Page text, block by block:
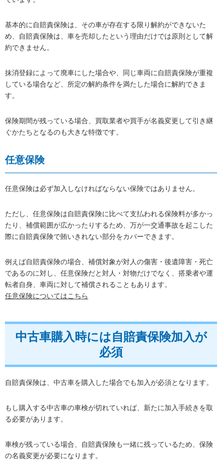
基本的に自賠責保険は、その車が存在する限り解約ができないた
め、自賠責保険は、車を売却したという理由だけでは原則として解
約できません。
抹消登録によって廃車にした場合や、同じ車両に自賠責保険が重複
している場合など、所定の解約条件を満たした場合に解約できま
す。
保険期間が残っている場合、買取業者や買手が名義変更して引き継
ぐかたちとなるのも大きな特徴です。
任意保険
任意保険は必ず加入しなければならない保険ではありません。
ただし、任意保険は自賠責保険に比べて支払われる保険料が多かっ
たり、補償範囲が広かったりするため、万が一交通事故を起こした
際に自賠責保険で賄いきれない部分をカバーできます。
例えば自賠責保険の場合、補償対象が対人の傷害・後遺障害・死亡
であるのに対し、任意保険だと対人・対物だけでなく、搭乗者や運
転者自身、車両に対して補償されることもあります。
任意保険についてはこちら
中古車購入時には自賠責保険加入が
必須
自賠責保険は、中古車を購入した場合でも加入が必須となります。
もし購入する中古車の車検が切れていれば、新たに加入手続きを取
る必要があります。
車検が残っている場合、自賠責保険も一緒に残っているため、保険
の名義変更が必要になります。